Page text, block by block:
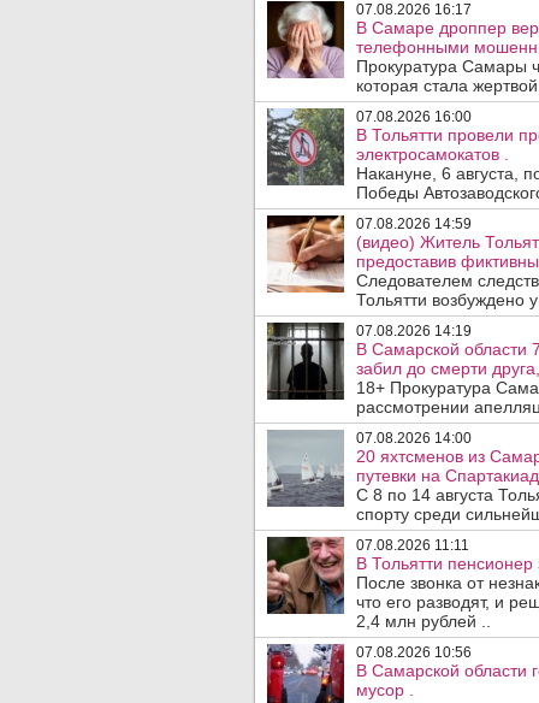
07.08.2026 16:17
В Самаре дроппер
телефонными
Прокуратура Самары
которая стала
07.08.2026 16:00
В Тольятти провели
электросамокатов .
Накануне, 6 августа,
Победы
07.08.2026 14:59
(видео) Житель
предоставив
Следователем
Тольятти возбуждено
07.08.2026 14:19
В Самарской области
забил до смерти
18+ Прокуратура
рассмотрении
07.08.2026 14:00
20 яхтсменов из
путевки на
С 8 по 14 августа
спорту среди
07.08.2026 11:11
В Тольятти
После звонка от
что его разводят, и
2,4 млн рублей ..
07.08.2026 10:56
В Самарской области
мусор .